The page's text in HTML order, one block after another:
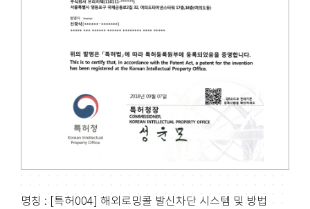
명칭 : [특허004] 해외로밍콜 발신차단 시스템 및 방법